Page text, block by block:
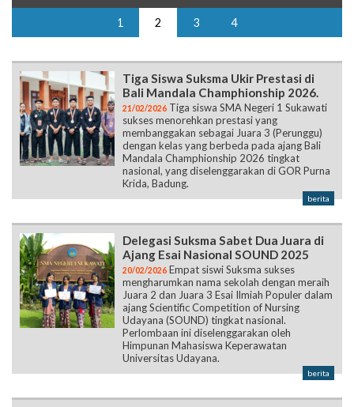
1 2 3 4
Tiga Siswa Suksma Ukir Prestasi di
Bali Mandala Champhionship 2026.
21/02/2026 Tiga siswa SMA Negeri 1 Sukawati
sukses menorehkan prestasi yang
membanggakan sebagai Juara 3 (Perunggu)
dengan kelas yang berbeda pada ajang Bali
Mandala Champhionship 2026 tingkat
nasional, yang diselenggarakan di GOR Purna
Krida, Badung.
berita
Delegasi Suksma Sabet Dua Juara di
Ajang Esai Nasional SOUND 2025
20/02/2026 Empat siswi Suksma sukses
mengharumkan nama sekolah dengan meraih
Juara 2 dan Juara 3 Esai Ilmiah Populer dalam
ajang Scientific Competition of Nursing
Udayana (SOUND) tingkat nasional.
Perlombaan ini diselenggarakan oleh
Himpunan Mahasiswa Keperawatan
Universitas Udayana.
berita